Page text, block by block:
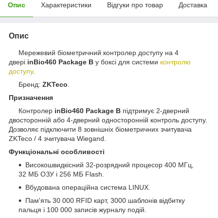
Опис Характеристики Відгуки про товар Доставка
Опис
Мережевий біометричний контролер доступу на 4
двері inBio460 Package B у боксі для системи контролю
доступу.
Бренд: ZKTeco
Призначення
Контролер inBio460 Package B підтримує 2-дверний
двосторонній або 4-дверний односторонній контроль доступу.
Дозволяє підключити 8 зовнішніх біометричних зчитувача
ZKTeco / 4 зчитувача Wiegand.
Функціональні особливості
Високошвидкісний 32-розрядний процесор 400 МГц,
32 МБ ОЗУ і 256 МБ Flash.
Вбудована операційна система LINUX.
Пам'ять 30 000 RFID карт, 3000 шаблонів відбитку
пальця і 100 000 записів журналу подій.